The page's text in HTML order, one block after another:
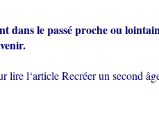
dans le passé proche ou
lire l‘article Recréer un second